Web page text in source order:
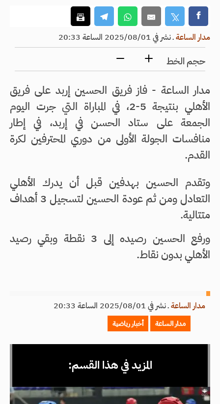
مدار الساعةـنشر في 2025/08/01 الساعة 20:33
حجم الخط
مدار الساعة - فاز فريق الحسين إربد على فريق
الأهلي بنتيجة 5-2، في المباراة التي جرت اليوم
الجمعة على ستاد الحسن في إربد، في إطار
منافسات الجولة الأولى من دوري المحترفين لكرة
القدم.
وتقدم الحسين بهدفين قبل أن يدرك الأهلي
التعادل ومن ثم عودة الحسين لتسجيل 3 أهداف
متتالية.
ورفع الحسين رصيده إلى 3 نقطة وبقي رصيد
الأهلي بدون نقاط.
مدار الساعةـنشر في 2025/08/01 الساعة 20:33
مدار الساعة أخبار رياضية
المزيد في هذا القسم: